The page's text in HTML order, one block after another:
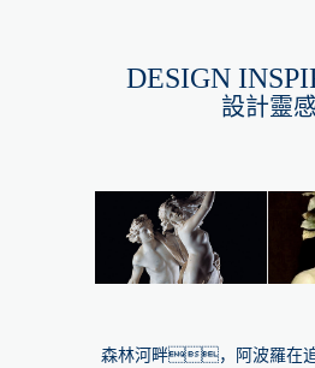
DESIGN
設計靈感
森林河畔，阿波羅在